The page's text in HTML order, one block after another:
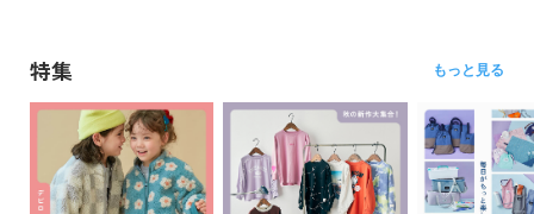
特集 もっと見る